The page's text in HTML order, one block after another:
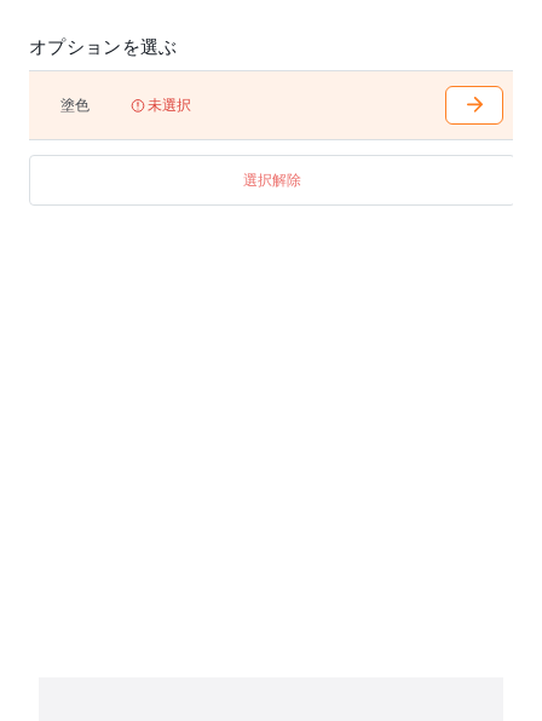
オプションを選ぶ
塗色 未選択
選択解除